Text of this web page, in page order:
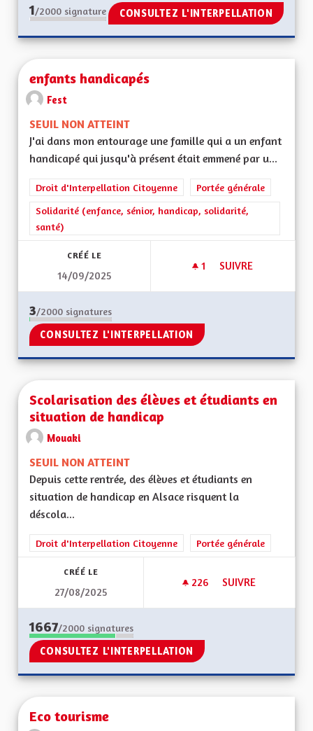
1/2000 signature CONSULTEZ L'INTERPELLATION
enfants handicapés
Fest
SEUIL NON ATTEINT
J'ai dans mon entourage une famille qui a un enfant
handicapé qui jusqu'à présent était emmené par u...
Droit d'Interpellation Citoyenne
Portée générale
Solidarité (enfance, sénior, handicap, solidarité,
santé)
CRÉÉ LE
14/09/2025
1 1 ABONNÉ
SUIVRE
3/2000 signatures
CONSULTEZ L'INTERPELLATION
Scolarisation des élèves et étudiants en
situation de handicap
Mouaki
SEUIL NON ATTEINT
Depuis cette rentrée, des élèves et étudiants en
situation de handicap en Alsace risquent la
déscola...
Droit d'Interpellation Citoyenne Portée générale
CRÉÉ LE
27/08/2025
226 226 ABONNÉS
SUIVRE
1667/2000 signatures
CONSULTEZ L'INTERPELLATION
Eco tourisme